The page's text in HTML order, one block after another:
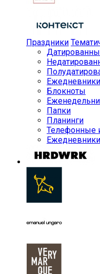
Праздники
Блокноты
Папки
Планинги
Телефонные
Ежедневники